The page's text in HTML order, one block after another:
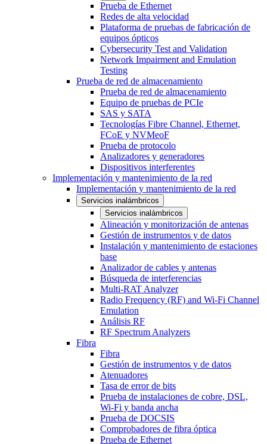
Prueba de Ethernet
Redes de alta velocidad
Plataforma de pruebas de fabricación de
equipos ópticos
Cybersecurity Test and Validation
Network Impairment and Emulation
Testing
Prueba de red de almacenamiento
Prueba de red de almacenamiento
Equipo de pruebas de PCIe
SAS y SATA
Tecnologías Fibre Channel, Ethernet,
FCoE y NVMeoF
Prueba de protocolo
Analizadores y generadores
Dispositivos interferentes
Implementación y mantenimiento de la red
Implementación y mantenimiento de la red
Servicios inalámbricos
Servicios inalámbricos
Alineación y monitorización de antenas
Gestión de instrumentos y de datos
Instalación y mantenimiento de estaciones
base
Analizador de cables y antenas
Búsqueda de interferencias
Multi-RAT Analyzer
Radio Frequency (RF) and Wi-Fi Channel
Emulation
Análisis RF
RF Spectrum Analyzers
Fibra
Fibra
Gestión de instrumentos y de datos
Atenuadores
Tasa de error de bits
Prueba de instalaciones de cobre, DSL,
Wi-Fi y banda ancha
Prueba de DOCSIS
Comprobadores de fibra óptica
Prueba de Ethernet